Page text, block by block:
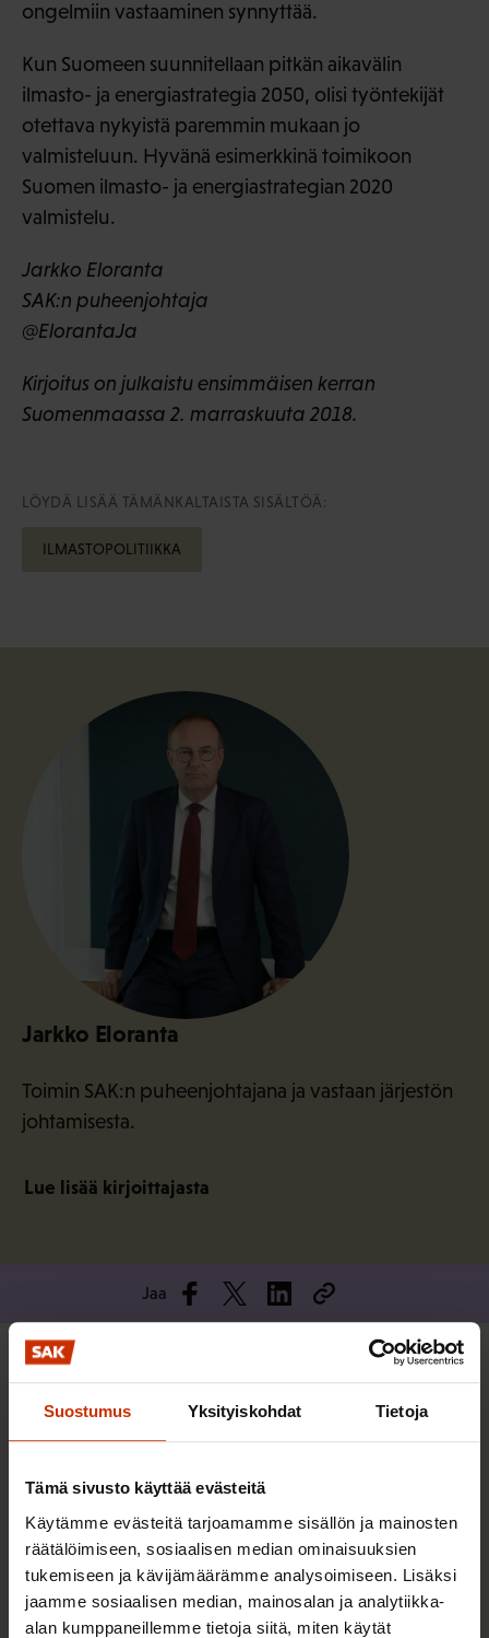
Suostumus Yksityiskohdat Tietoja
Tämä sivusto käyttää evästeitä
Käytämme evästeitä tarjoamamme sisällön ja mainosten
räätälöimiseen, sosiaalisen median ominaisuuksien
tukemiseen ja kävijämäärämme analysoimiseen. Lisäksi
jaamme sosiaalisen median, mainosalan ja analytiikka-
alan kumppaneillemme tietoja siitä, miten käytät
ongelmiin vastaaminen synnyttää.
Kun Suomeen suunnitellaan pitkän aikavälin
ilmasto- ja energiastrategia 2050, olisi työntekijät
otettava nykyistä paremmin mukaan jo
valmisteluun. Hyvänä esimerkkinä toimikoon
Suomen ilmasto- ja energiastrategian 2020
valmistelu.
Jarkko Eloranta
SAK:n puheenjohtaja
@ElorantaJa
Kirjoitus on julkaistu ensimmäisen kerran
Suomenmaassa 2. marraskuuta 2018.
LÖYDÄ LISÄÄ TÄMÄNKALTAISTA SISÄLTÖÄ:
ILMASTOPOLITIIKKA
Jarkko Eloranta
Toimin SAK:n puheenjohtajana ja vastaan järjestön
johtamisesta.
Lue lisää kirjoittajasta
Jaa
Lisää kirjoittajalta